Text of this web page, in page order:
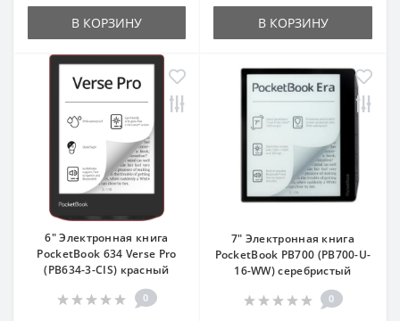
В КОРЗИНУ В КОРЗИНУ
6" Электронная книга
PocketBook 634 Verse Pro
(PB634-3-CIS) красный
0
7" Электронная книга
PocketBook PB700 (PB700-U-
16-WW) серебристый
0